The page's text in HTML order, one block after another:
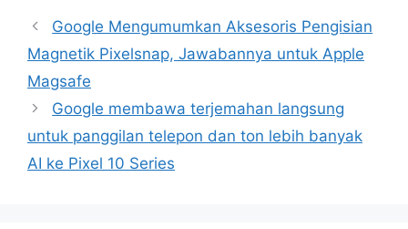
Google Mengumumkan Aksesoris Pengisian
Magnetik Pixelsnap, Jawabannya untuk Apple
Magsafe
Google membawa terjemahan langsung
untuk panggilan telepon dan ton lebih banyak
AI ke Pixel 10 Series